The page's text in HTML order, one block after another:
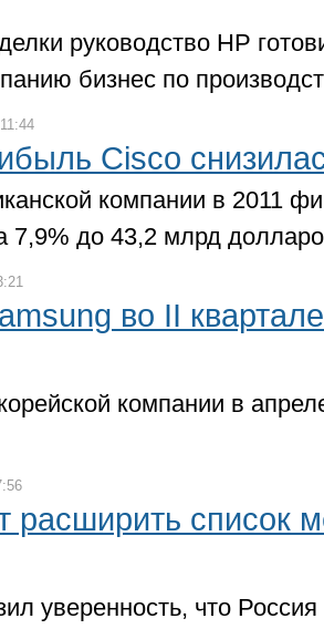
руководство HP
бизнес по
Cisco
компании в 2011
7,9% до 43,2 млрд
во II
компании в
расширить список
уверенность, что Россия